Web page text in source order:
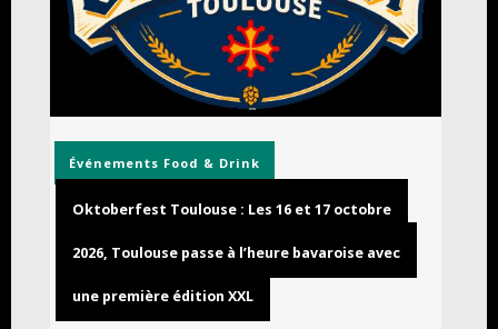
Événements Food & Drink
Oktoberfest Toulouse : Les 16 et 17 octobre
2026, Toulouse passe à l’heure bavaroise avec
une première édition XXL